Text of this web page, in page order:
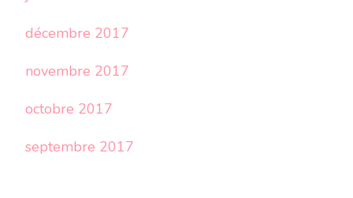
décembre 2017
novembre 2017
octobre 2017
septembre 2017